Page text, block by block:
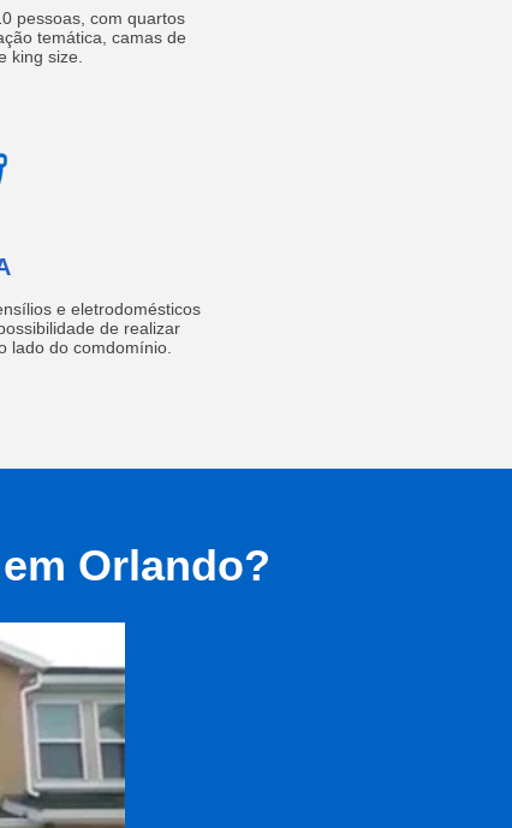
pessoas, com quartos
temática, camas de
king size.
e eletrodomésticos
de realizar
lado do comdomínio.
Orlando?